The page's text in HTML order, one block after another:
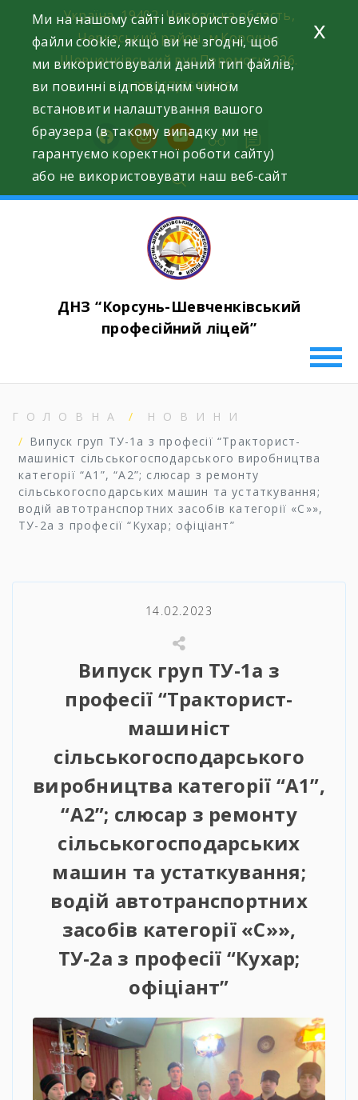
content
Україна, 19402, Черкаська область,
Черкаський район, м.Корсунь-
Шевченківський вул.Перемоги, 226.
+38(067)7619618
facebookinstagram
youtube
ДНЗ “Корсунь-Шевченківський
професійний ліцей”
ГОЛОВНА
НОВИНИ
Випуск груп ТУ-1а з професії “Тракторист-
машиніст сільськогосподарського виробництва
категорії “А1”, “А2”; слюсар з ремонту
сільськогосподарських машин та устаткування;
водій автотранспортних засобів категорії «С»»,
ТУ-2а з професії “Кухар; офіціант”
14.02.2023
Випуск груп ТУ-1а з
професії “Тракторист-
машиніст
сільськогосподарського
виробництва категорії “А1”,
“А2”; слюсар з ремонту
сільськогосподарських
машин та устаткування;
водій автотранспортних
засобів категорії «С»»,
ТУ-2а з професії “Кухар;
офіціант”
Ми на нашому сайті використовуємо
файли cookie, якщо ви не згодні, щоб
ми використовували даний тип файлів,
ви повинні відповідним чином
встановити налаштування вашого
браузера (в такому випадку ми не
гарантуємо коректної роботи сайту)
або не використовувати наш веб-сайт
x